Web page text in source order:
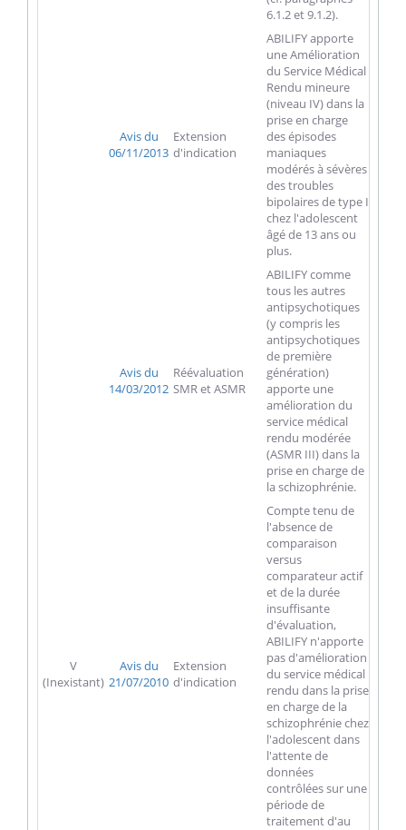
6.1.2 et 9.1.2).
Avis du
06/11/2013
Extension
d'indication
ABILIFY apporte
une Amélioration
du Service Médical
Rendu mineure
(niveau IV) dans la
prise en charge
des épisodes
maniaques
modérés à sévères
des troubles
bipolaires de type I
chez l'adolescent
âgé de 13 ans ou
plus.
Avis du
14/03/2012
Réévaluation
SMR et ASMR
ABILIFY comme
tous les autres
antipsychotiques
(y compris les
antipsychotiques
de première
génération)
apporte une
amélioration du
service médical
rendu modérée
(ASMR III) dans la
prise en charge de
la schizophrénie.
V
(Inexistant)
Avis du
21/07/2010
Extension
d'indication
Compte tenu de
l'absence de
comparaison
versus
comparateur actif
et de la durée
insuffisante
d'évaluation,
ABILIFY n'apporte
pas d'amélioration
du service médical
rendu dans la prise
en charge de la
schizophrénie chez
l'adolescent dans
l'attente de
données
contrôlées sur une
période de
traitement d'au